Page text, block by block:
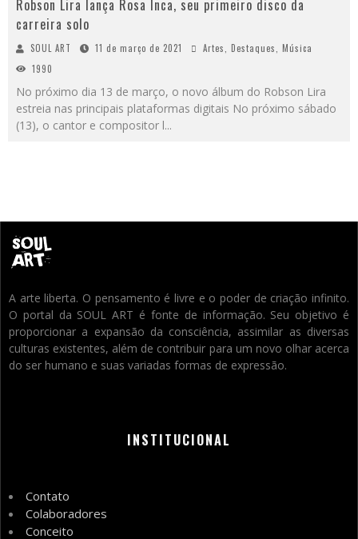
Robson Lira lança Rosa Inca, seu primeiro disco da
carreira solo
SOUL ART 11 de março de 2021 Artes, Destaques, Música
1990
No próximo dia 13 de março, o novo álbum do Robson Lira
estreia nas principais plataformas digitais No próximo sábado
(13), o cantor e compositor l...
A arte liberta. O pensamento é livre e o poder de criação infinito.
O portal da SOUL ART é fonte de informação. Seu objetivo é
proporcionar a expansão da consciência, assimilar as diversas
culturas existentes, além de contribuir para um novo olhar acerca
do ser humano e suas variadas formas de expressão.
INSTITUCIONAL
Contato
Colaboradores
Conceito